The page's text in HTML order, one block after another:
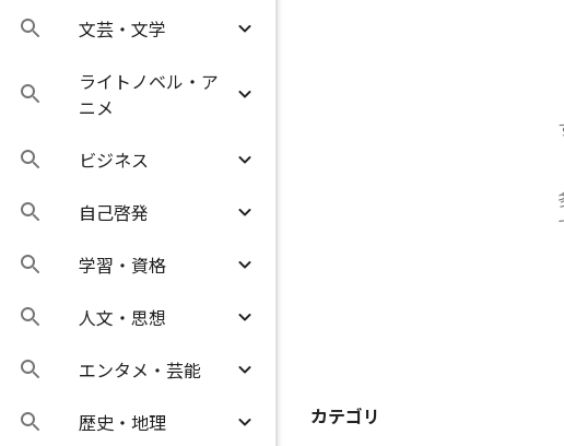
文芸・文学
ライトノベル・ア
ニメ
ビジネス
自己啓発
学習・資格
人文・思想
エンタメ・芸能
歴史・地理
カテゴリ